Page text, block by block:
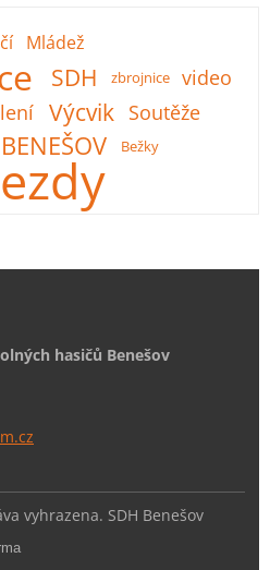
Mládež
SDH zbrojnice video
Výcvik Soutěže
BENEŠOV Bežky
hasičů Benešov
vyhrazena. SDH Benešov